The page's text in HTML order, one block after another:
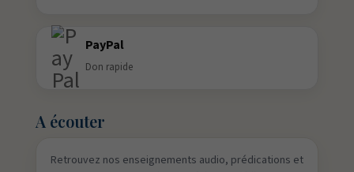
PayPal
Don rapide
A écouter
Retrouvez nos enseignements audio, prédications et